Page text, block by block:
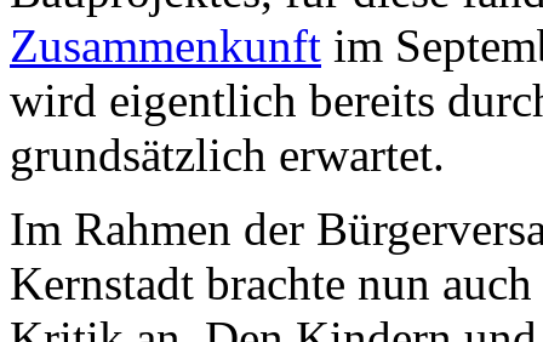
Zusammenkunft im
wird eigentlich bereits
grundsätzlich erwartet.
Im Rahmen der
Kernstadt brachte nun